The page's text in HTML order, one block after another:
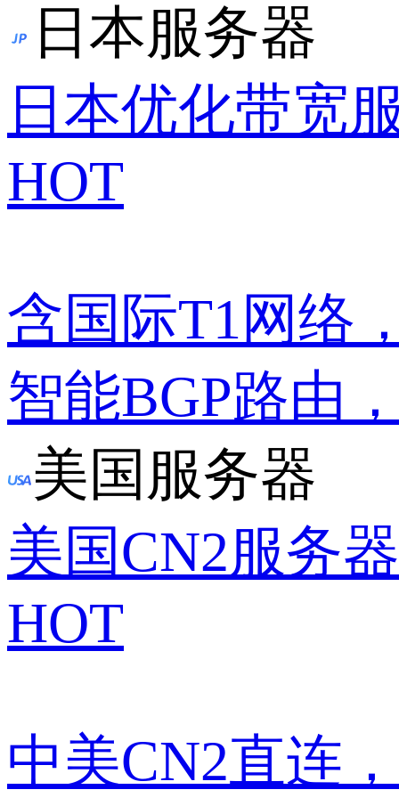
日本服务器
日本优化带宽
HOT
含国际T1网络
智能BGP路由
美国服务器
美国CN2服务器
HOT
中美CN2直连